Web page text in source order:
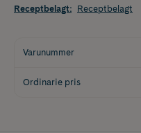
Receptbelagt: Receptbelagt
Varunummer
Ordinarie pris